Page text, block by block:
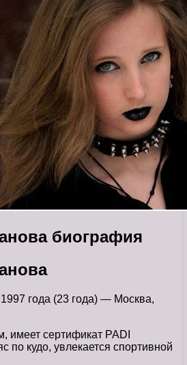
биография
года (23 года) — Москва,
имеет сертификат PADI
по кудо, увлекается спортивной